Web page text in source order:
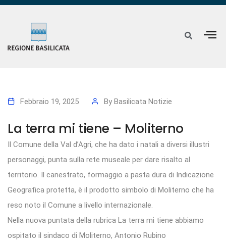
Febbraio 19, 2025 By Basilicata Notizie
La terra mi tiene – Moliterno
Il Comune della Val d’Agri, che ha dato i natali a diversi illustri
personaggi, punta sulla rete museale per dare risalto al
territorio. Il canestrato, formaggio a pasta dura di Indicazione
Geografica protetta, è il prodotto simbolo di Moliterno che ha
reso noto il Comune a livello internazionale.
Nella nuova puntata della rubrica La terra mi tiene abbiamo
ospitato il sindaco di Moliterno, Antonio Rubino